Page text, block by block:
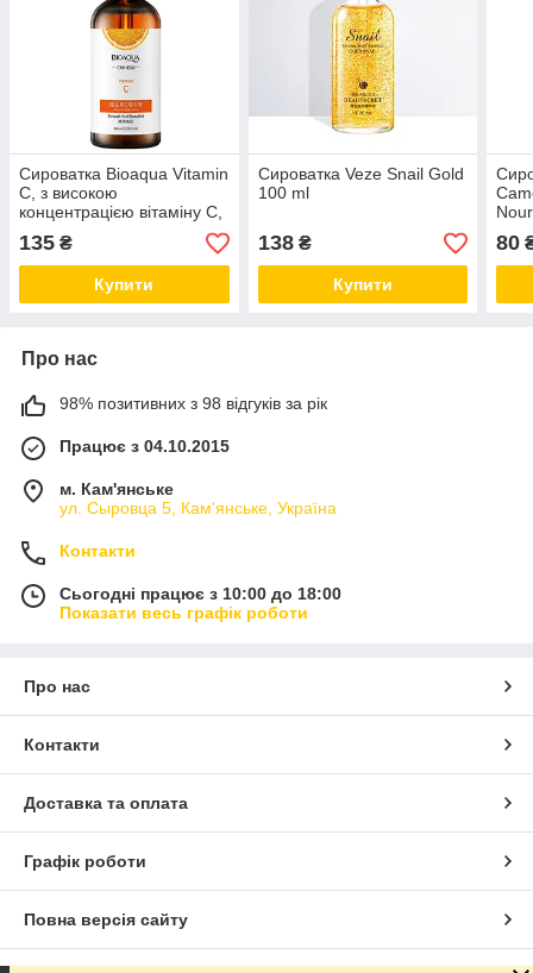
Сироватка Bioaqua Vitamin
C, з високою
концентрацією вітаміну C,
100 ml
135 ₴
Купити
Сироватка Veze Snail Gold
100 ml
138₴
Купити
80
Про нас
98% позитивних з 98 відгуків за рік
Працює з 04.10.2015
м. Кам'янське
ул. Сыровца 5, Кам'янське, Україна
Контакти
Сьогодні працює з 10:00 до 18:00
Показати весь графік роботи
Про нас
Контакти
Доставка та оплата
Графік роботи
Повна версія сайту